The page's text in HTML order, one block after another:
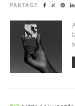
PARTAGE